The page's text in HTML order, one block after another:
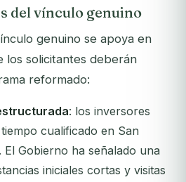
del vínculo genuino
genuino se apoya en
los solicitantes deberán
reformado:
: los inversores
cualificado en San
El Gobierno ha señalado una
iniciales cortas y visitas